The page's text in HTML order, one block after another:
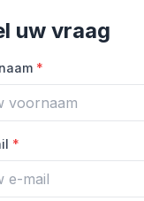
uw vraag
*
*